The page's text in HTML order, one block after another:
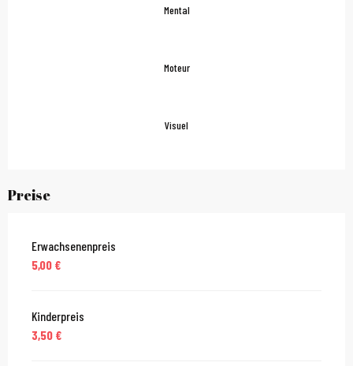
Mental
Moteur
Visuel
Preise
Erwachsenenpreis
5,00 €
Kinderpreis
3,50 €